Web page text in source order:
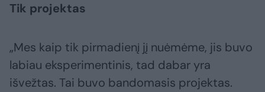
Tik projektas
„Mes kaip tik pirmadienį jį nuėmėme, jis buvo
labiau eksperimentinis, tad dabar yra
išvežtas. Tai buvo bandomasis projektas.